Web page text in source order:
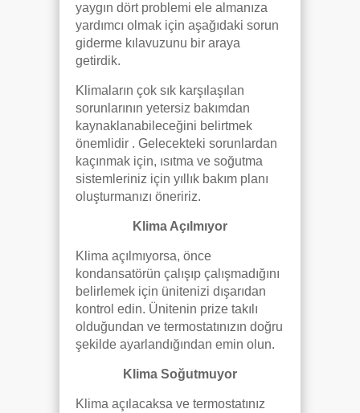
yaygın dört problemi ele almanıza
yardımcı olmak için aşağıdaki sorun
giderme kılavuzunu bir araya
getirdik.
Klimaların çok sık karşılaşılan
sorunlarının yetersiz bakımdan
kaynaklanabileceğini belirtmek
önemlidir . Gelecekteki sorunlardan
kaçınmak için, ısıtma ve soğutma
sistemleriniz için yıllık bakım planı
oluşturmanızı öneririz.
Klima Açılmıyor
Klima açılmıyorsa, önce
kondansatörün çalışıp çalışmadığını
belirlemek için ünitenizi dışarıdan
kontrol edin. Ünitenin prize takılı
olduğundan ve termostatınızın doğru
şekilde ayarlandığından emin olun.
Klima Soğutmuyor
Klima açılacaksa ve termostatınız